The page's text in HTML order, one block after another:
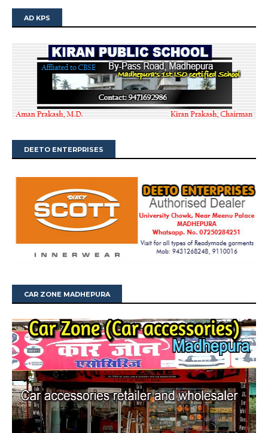
AD KPS
DEETO ENTERPRISES
CAR ZONE MADHEPURA